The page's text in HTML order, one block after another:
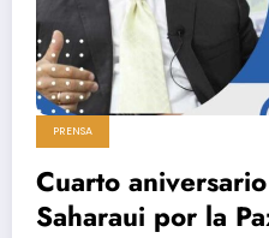
PRENSA
Cuarto
Saharaui por la